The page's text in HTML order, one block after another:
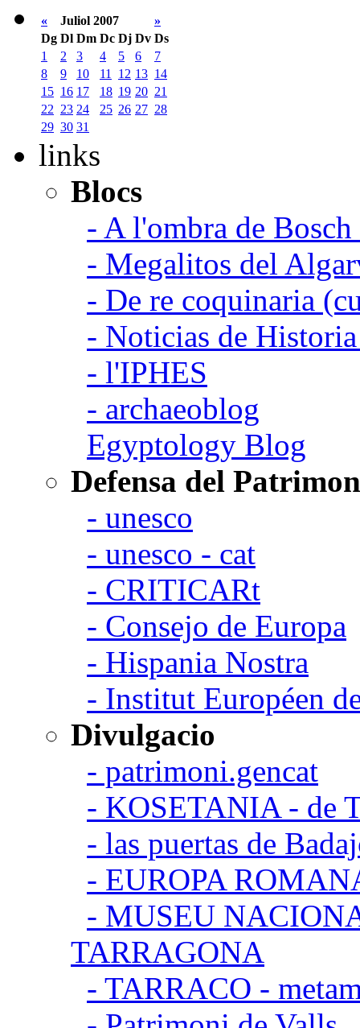
« Juliol 2007
»
Dg Dl Dm Dc Dj Dv Ds
1
2 3 4 5 6
7
8
9 10 11 12 13 14
15 16 17 18 19 20 21
22 23 24 25 26 27 28
29 30 31
links
Blocs
- A l'ombra de
- Megalitos del
- De re coquinaria
- Noticias de
- l'IPHES
- archaeoblog
Egyptology Blog
Defensa del
- unesco
- unesco - cat
- CRITICARt
- Consejo de Europa
- Hispania Nostra
- Institut Européen
Divulgacio
- patrimoni.gencat
- KOSETANIA - de
- las puertas de
- EUROPA
- MUSEU
TARRAGONA
- TARRACO -